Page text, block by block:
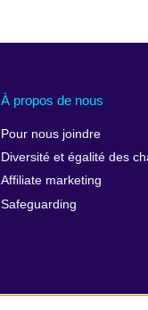
À propos de nous
Pour nous joindre
Diversité et égalité des
Affiliate marketing
Safeguarding